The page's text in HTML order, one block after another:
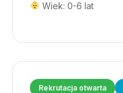
Wiek: 0-6 lat
Rekrutacja otwarta